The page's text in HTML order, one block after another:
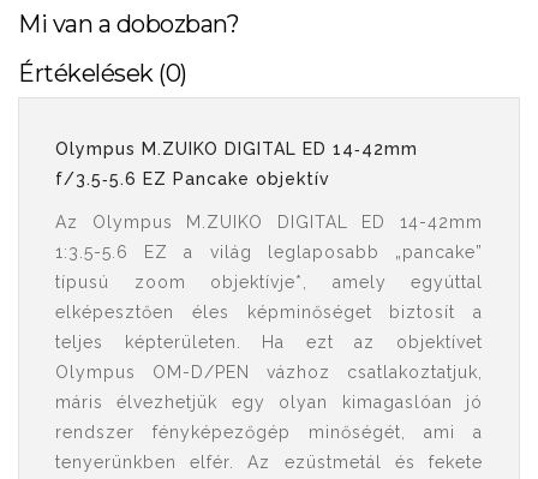
Mi van a dobozban?
Értékelések (0)
Olympus M.ZUIKO DIGITAL ED 14‑42mm
f/3.5‑5.6 EZ Pancake objektív
Az Olympus M.ZUIKO DIGITAL ED 14-42mm
1:3.5-5.6 EZ a világ leglaposabb „pancake”
típusú zoom objektívje*, amely egyúttal
elképesztően éles képminőséget biztosít a
teljes képterületen. Ha ezt az objektívet
Olympus OM-D/PEN vázhoz csatlakoztatjuk,
máris élvezhetjük egy olyan kimagaslóan jó
rendszer fényképezőgép minőségét, ami a
tenyerünkben elfér. Az ezüstmetál és fekete